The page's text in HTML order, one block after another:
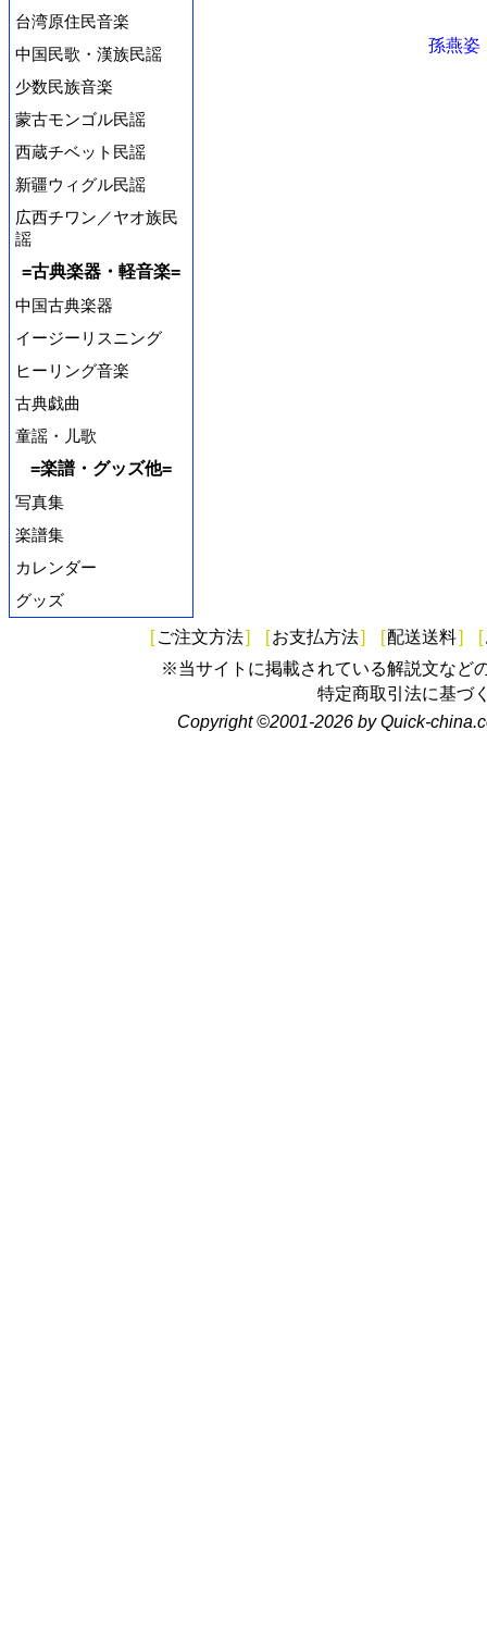
台湾原住民音楽
中国民歌・漢族民謡
少数民族音楽
蒙古モンゴル民謡
西蔵チベット民謡
新疆ウィグル民謡
広西チワン／ヤオ族民
謡
=古典楽器・軽音楽=
中国古典楽器
イージーリスニング
ヒーリング音楽
古典戯曲
童謡・儿歌
=楽譜・グッズ他=
写真集
楽譜集
カレンダー
グッズ
孫燕姿
[ ご注文方法] [お支払方法] [配送送料] [
※当サイトに掲載されている解説文など
特定商取引法に基づ
Copyright ©2001-2026 by Quick-